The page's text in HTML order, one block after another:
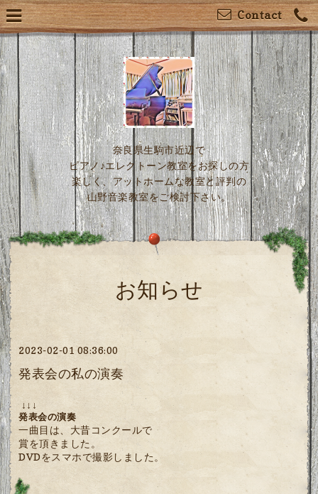
Contact
奈良県生駒市近辺で
ピアノ♪エレクトーン教室をお探しの方
楽しく、アットホームな教室と評判の
山野音楽教室をご検討下さい。
お知らせ
2023-02-01 08:36:00
発表会の私の演奏
↓↓↓
発表会の演奏
一曲目は、大昔コンクールで
賞を頂きました。
DVDをスマホで撮影しました。